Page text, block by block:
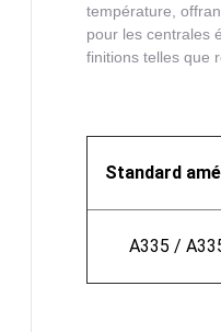
température,
pour les centrales
finitions telles que
Standard
A335 /